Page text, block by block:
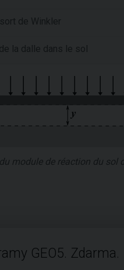
de Winkler
la dalle dans le sol
module de réaction du sol
GEO5. Zdarma.